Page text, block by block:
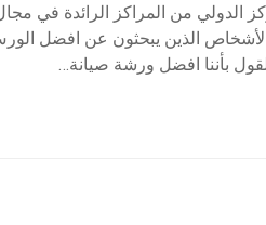
الدولي من المراكز الرائدة في مجال
الذين يبحثون عن افضل
بأننا افضل ورشة صيانة…